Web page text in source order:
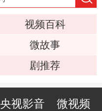
视频百科
微故事
剧推荐
央视影音 微视频